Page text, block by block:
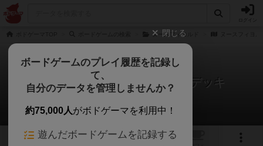
ヌースフィヨルド
ヌースフィヨルド：サーモンデッキ
0件の動画
1
閉じる
ボードゲームのプレイ履歴を記録し
て、
自分のデータを管理しませんか？
約75,000人がボドゲーマを利用中！
遊んだボードゲームを記録する